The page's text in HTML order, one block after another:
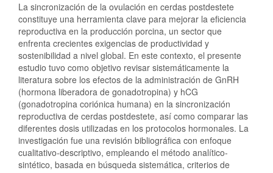
La sincronización de la ovulación en cerdas postdestete
constituye una herramienta clave para mejorar la eficiencia
reproductiva en la producción porcina, un sector que
enfrenta crecientes exigencias de productividad y
sostenibilidad a nivel global. En este contexto, el presente
estudio tuvo como objetivo revisar sistemáticamente la
literatura sobre los efectos de la administración de GnRH
(hormona liberadora de gonadotropina) y hCG
(gonadotropina coriónica humana) en la sincronización
reproductiva de cerdas postdestete, así como comparar las
diferentes dosis utilizadas en los protocolos hormonales. La
investigación fue una revisión bibliográfica con enfoque
cualitativo-descriptivo, empleando el método analítico-
sintético, basada en búsqueda sistemática, criterios de